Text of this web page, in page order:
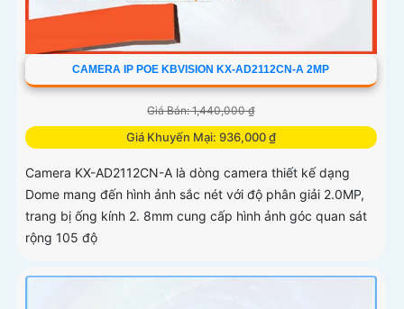
CAMERA IP POE KBVISION KX-AD2112CN-A 2MP
Giá Bán: 1,440,000 ₫
Giá Khuyến Mại: 936,000 ₫
Camera KX-AD2112CN-A là dòng camera thiết kế dạng
Dome mang đến hình ảnh sắc nét với độ phân giải 2.0MP,
trang bị ống kính 2. 8mm cung cấp hình ảnh góc quan sát
rộng 105 độ